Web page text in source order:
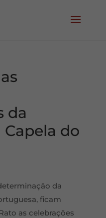
da
do
da
ficam
as celebrações